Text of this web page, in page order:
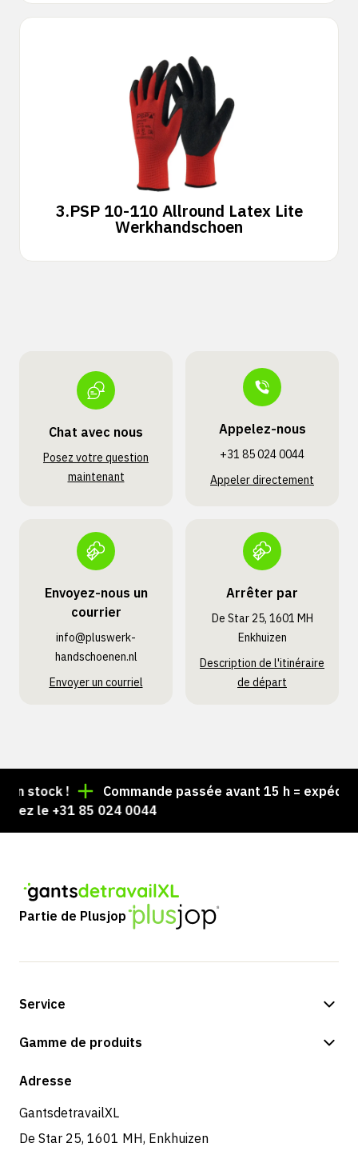
3.PSP 10-110 Allround Latex Lite
Werkhandschoen
Chat avec nous
Posez votre question
maintenant
Appelez-nous
+31 85 024 0044
Appeler directement
Envoyez-nous un
courrier
info@pluswerk­
handschoenen.nl
Envoyer un courriel
Arrêter par
De Star 25, 1601 MH
Enkhuizen
Description de l'itinéraire
de départ
stock !
Commande passée avant 15 h = expédiée
le +31 85 024 0044
Partie de Plusjop
Service
Options de paiement
Retours et service
Gamme de produits
Boutique
Adresse
GantsdetravailXL
De Star 25, 1601 MH, Enkhuizen